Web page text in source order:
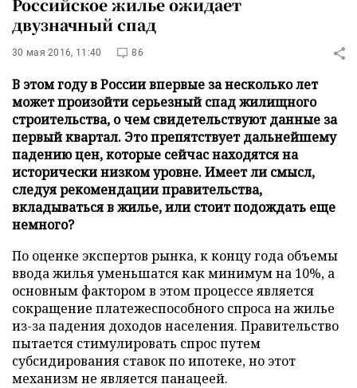
Российское жилье ожидает
двузначный спад
30 мая 2016, 11:40 86
В этом году в России впервые за несколько лет
может произойти серьезный спад жилищного
строительства, о чем свидетельствуют данные за
первый квартал. Это препятствует дальнейшему
падению цен, которые сейчас находятся на
исторически низком уровне. Имеет ли смысл,
следуя рекомендации правительства,
вкладываться в жилье, или стоит подождать еще
немного?
По оценке экспертов рынка, к концу года объемы
ввода жилья уменьшатся как минимум на 10%, а
основным фактором в этом процессе является
сокращение платежеспособного спроса на жилье
из-за падения доходов населения. Правительство
пытается стимулировать спрос путем
субсидирования ставок по ипотеке, но этот
механизм не является панацеей.